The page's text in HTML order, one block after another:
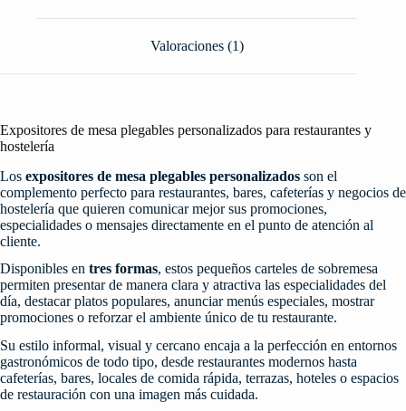
Valoraciones (1)
Expositores de mesa plegables personalizados para restaurantes y
hostelería
Los expositores de mesa plegables personalizados son el
complemento perfecto para restaurantes, bares, cafeterías y negocios de
hostelería que quieren comunicar mejor sus promociones,
especialidades o mensajes directamente en el punto de atención al
cliente.
Disponibles en tres formas, estos pequeños carteles de sobremesa
permiten presentar de manera clara y atractiva las especialidades del
día, destacar platos populares, anunciar menús especiales, mostrar
promociones o reforzar el ambiente único de tu restaurante.
Su estilo informal, visual y cercano encaja a la perfección en entornos
gastronómicos de todo tipo, desde restaurantes modernos hasta
cafeterías, bares, locales de comida rápida, terrazas, hoteles o espacios
de restauración con una imagen más cuidada.